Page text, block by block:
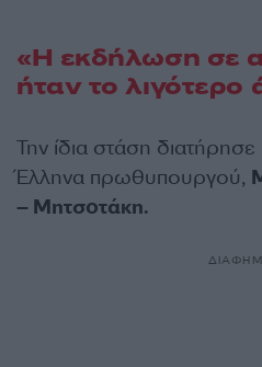
«Η εκδήλωση σε
ήταν το λιγότερο
Την ίδια στάση
Έλληνα πρωθυπουργού,
– Μητσοτάκη.